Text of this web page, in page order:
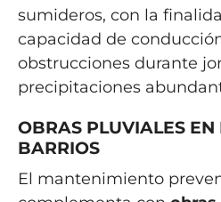
sumideros, con la
capacidad de
obstrucciones durante
precipitaciones
OBRAS PLUVIALES EN
BARRIOS
El mantenimiento